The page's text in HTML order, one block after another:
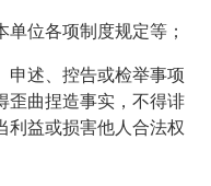
位各项制度规定等；
述、控告或检举事项
歪曲捏造事实，不得诽
利益或损害他人合法权